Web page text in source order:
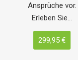
Ansprüche vor.
Erleben Sie…
299,95 €